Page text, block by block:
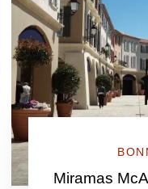
Miramas